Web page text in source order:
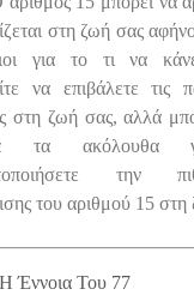
στη ζωή σας
για το τι να
να επιβάλετε τις
στη ζωή σας, αλλά
τα ακόλουθα
την
του αριθμού 15 στη
Η Έννοια Του 77